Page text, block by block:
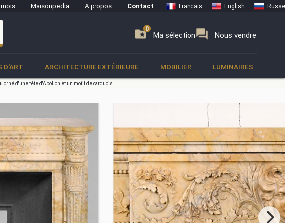
Maisonpedia A propos Contact Francais English Russe
folder_special Ma sélection
0 forum Nous vendre
0
D'ART ARCHITECTURE EXTÉRIEURE MOBILIER LUMINAIRES
orné d'une tête d'Apollon et un motif de carquois